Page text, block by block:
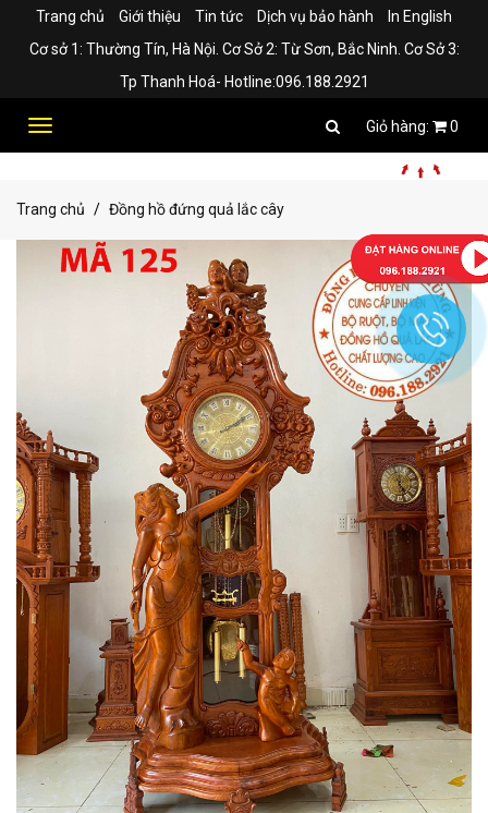
Trang chủ Giới thiệu Tin tức Dịch vụ bảo hành
In English
Cơ sở 1: Thường Tín, Hà Nội. Cơ Sở 2: Từ Sơn, Bắc Ninh. Cơ Sở 3:
Tp Thanh Hoá- Hotline:096.188.2921
Toggle
0
Trang chủ Đồng hồ đứng quả lắc cây